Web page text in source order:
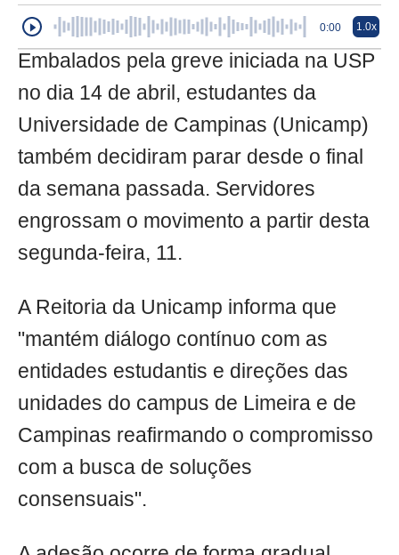
0:00 1.0x
Embalados pela greve iniciada na USP
no dia 14 de abril, estudantes da
Universidade de Campinas (Unicamp)
também decidiram parar desde o final
da semana passada. Servidores
engrossam o movimento a partir desta
segunda-feira, 11.
A Reitoria da Unicamp informa que
"mantém diálogo contínuo com as
entidades estudantis e direções das
unidades do campus de Limeira e de
Campinas reafirmando o compromisso
com a busca de soluções
consensuais".